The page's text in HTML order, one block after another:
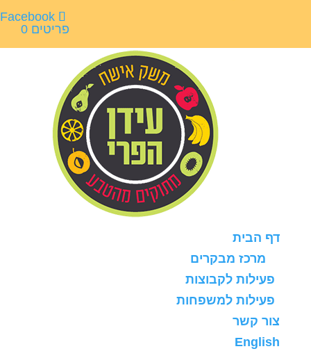
פריטים 0
דף הבית
מרכז מבקרים
פעילות לקבוצות
פעילות למשפחות
צור קשר
English